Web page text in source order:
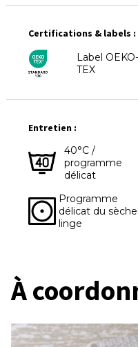
Certifications & labels :
Label OEKO-
TEX
Entretien :
40°C /
programme
délicat
Programme
délicat du
linge
À